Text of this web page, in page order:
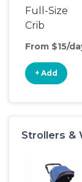
Full-Size
Crib
From $15/
+ Add
Strollers &